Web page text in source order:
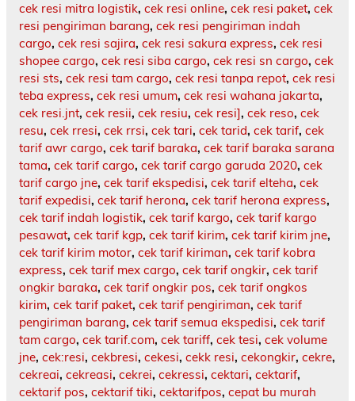
cek resi mitra logistik, cek resi online, cek resi paket, cek
resi pengiriman barang, cek resi pengiriman indah
cargo, cek resi sajira, cek resi sakura express, cek resi
shopee cargo, cek resi siba cargo, cek resi sn cargo, cek
resi sts, cek resi tam cargo, cek resi tanpa repot, cek resi
teba express, cek resi umum, cek resi wahana jakarta,
cek resi.jnt, cek resii, cek resiu, cek resi], cek reso, cek
resu, cek rresi, cek rrsi, cek tari, cek tarid, cek tarif, cek
tarif awr cargo, cek tarif baraka, cek tarif baraka sarana
tama, cek tarif cargo, cek tarif cargo garuda 2020, cek
tarif cargo jne, cek tarif ekspedisi, cek tarif elteha, cek
tarif expedisi, cek tarif herona, cek tarif herona express,
cek tarif indah logistik, cek tarif kargo, cek tarif kargo
pesawat, cek tarif kgp, cek tarif kirim, cek tarif kirim jne,
cek tarif kirim motor, cek tarif kiriman, cek tarif kobra
express, cek tarif mex cargo, cek tarif ongkir, cek tarif
ongkir baraka, cek tarif ongkir pos, cek tarif ongkos
kirim, cek tarif paket, cek tarif pengiriman, cek tarif
pengiriman barang, cek tarif semua ekspedisi, cek tarif
tam cargo, cek tarif.com, cek tariff, cek tesi, cek volume
jne, cek:resi, cekbresi, cekesi, cekk resi, cekongkir, cekre,
cekreai, cekreasi, cekrei, cekressi, cektari, cektarif,
cektarif pos, cektarif tiki, cektarifpos, cepat bu murah